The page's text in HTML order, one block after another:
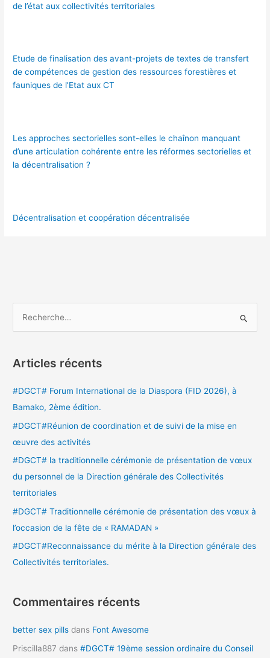
de l’état aux collectivités territoriales
Etude de finalisation des avant-projets de textes de transfert
de compétences de gestion des ressources forestières et
fauniques de l’Etat aux CT
Les approches sectorielles sont-elles le chaînon manquant
d’une articulation cohérente entre les réformes sectorielles et
la décentralisation ?
Décentralisation et coopération décentralisée
h
r
:
Articles récents
#DGCT# Forum International de la Diaspora (FID 2026), à
Bamako, 2ème édition.
#DGCT#Réunion de coordination et de suivi de la mise en
œuvre des activités
#DGCT# la traditionnelle cérémonie de présentation de vœux
du personnel de la Direction générale des Collectivités
territoriales
#DGCT# Traditionnelle cérémonie de présentation des vœux à
l’occasion de la fête de « RAMADAN »
#DGCT#Reconnaissance du mérite à la Direction générale des
Collectivités territoriales.
Commentaires récents
better sex pills dans Font Awesome
Priscilla887 dans#DGCT# 19ème session ordinaire du Conseil